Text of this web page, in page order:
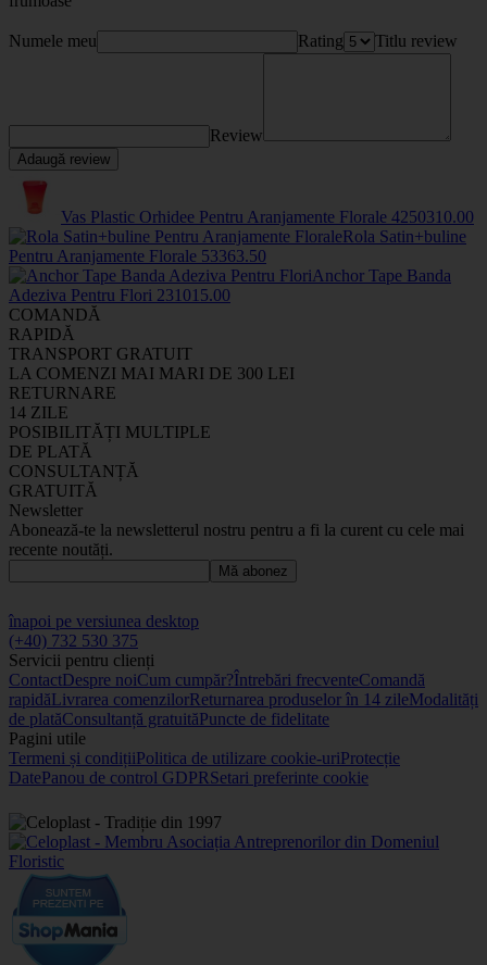
Numele meu Rating Titlu review
Review
Adaugă review
Vas Plastic Orhidee Pentru Aranjamente Florale 4250310.00
Rola Satin+buline
Pentru Aranjamente Florale 53363.50
Anchor Tape Banda
Adeziva Pentru Flori 231015.00
COMANDĂ
RAPIDĂ
TRANSPORT GRATUIT
LA COMENZI MAI MARI DE 300 LEI
RETURNARE
14 ZILE
POSIBILITĂȚI MULTIPLE
DE PLATĂ
CONSULTANȚĂ
GRATUITĂ
Newsletter
Abonează-te la newsletterul nostru pentru a fi la curent cu cele mai
recente noutăți.
Mă abonez
înapoi pe versiunea desktop
(+40) 732 530 375
Servicii pentru clienți
ContactDespre noiCum cumpăr?Întrebări frecventeComandă
rapidăLivrarea comenzilorReturnarea produselor în 14 zileModalități
de platăConsultanță gratuităPuncte de fidelitate
Pagini utile
Termeni și condițiiPolitica de utilizare cookie-uriProtecție
DatePanou de control GDPRSetari preferinte cookie